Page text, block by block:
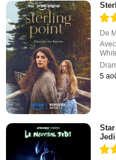
De
Avec
5
Jedi